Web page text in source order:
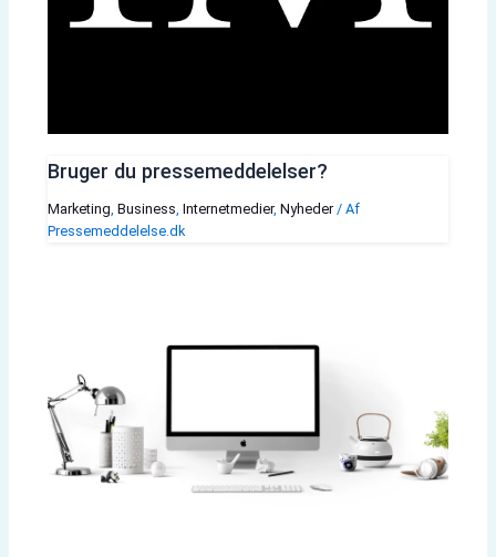
Bruger du pressemeddelelser?
Marketing Business Internetmedier, Nyheder/ Af
Pressemeddelelse.dk